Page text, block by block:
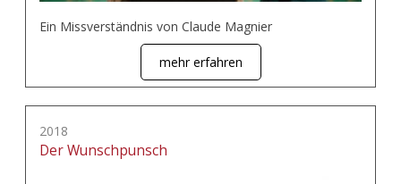
Ein Missverständnis von Claude Magnier
mehr erfahren
2018
Der Wunschpunsch